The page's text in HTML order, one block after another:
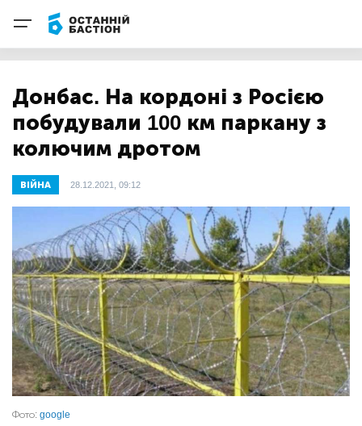
Донбас. На кордоні з Росією
побудували 100 км паркану з
колючим дротом
ВІЙНА 28.12.2021, 09:12
Фото: google